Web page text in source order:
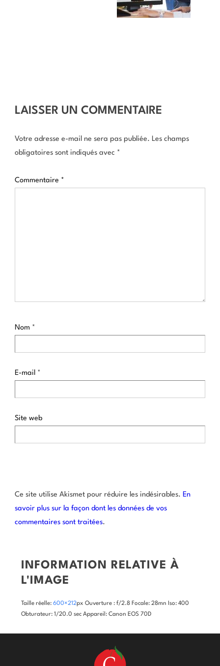
LAISSER UN COMMENTAIRE
Votre adresse e-mail ne sera pas publiée. Les champs
obligatoires sont indiqués avec *
Commentaire *
Nom *
E-mail *
Site web
Ce site utilise Akismet pour réduire les indésirables. En
savoir plus sur la façon dont les données de vos
commentaires sont traitées.
INFORMATION RELATIVE À
L'IMAGE
Taille réelle: 600×212px Ouverture : f/2.8 Focale: 28mn Iso: 400
Obturateur: 1/20.0 sec Appareil: Canon EOS 70D